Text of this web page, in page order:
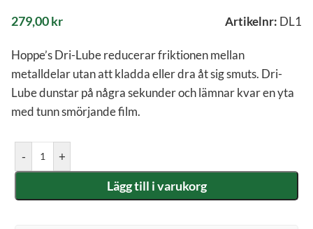
279,00kr Artikelnr: DL1
Hoppe’s Dri-Lube reducerar friktionen mellan
metalldelar utan att kladda eller dra åt sig smuts. Dri-
Lube dunstar på några sekunder och lämnar kvar en yta
med tunn smörjande film.
- +
Lägg till i varukorg